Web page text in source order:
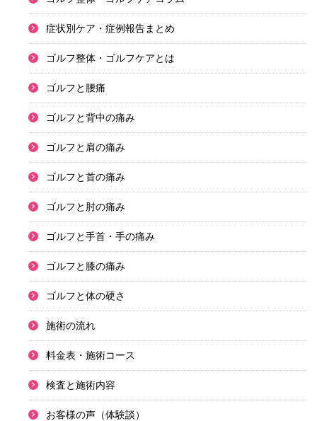
症状別ケア・症例報告まとめ
ゴルフ整体・ゴルフケアとは
ゴルフと腰痛
ゴルフと背中の痛み
ゴルフと肩の痛み
ゴルフと首の痛み
ゴルフと肘の痛み
ゴルフと手首・手の痛み
ゴルフと膝の痛み
ゴルフと体の硬さ
施術の流れ
料金表・施術コース
検査と施術内容
お客様の声（体験談）